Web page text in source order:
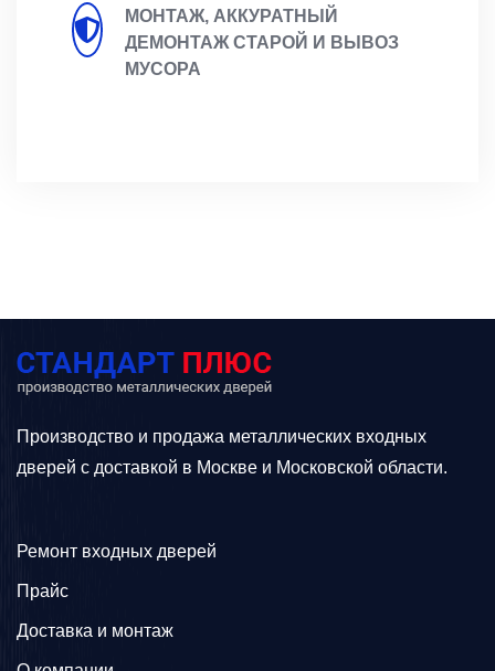
МОНТАЖ, АККУРАТНЫЙ
ДЕМОНТАЖ СТАРОЙ И ВЫВОЗ
МУСОРА
Производство и продажа металлических входных
дверей с доставкой в Москве и Московской области.
Ремонт входных дверей
Прайс
Доставка и монтаж